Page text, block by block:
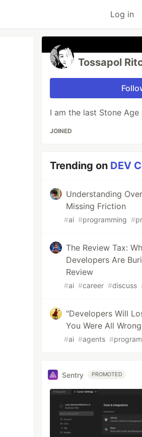
Log in
Tossapol
I am the last Stone Age
JOINED
Trending on DEV
Understanding
Missing Friction
#ai #programming #
The Review Tax:
Developers Are
Review
#ai #career #discuss
"Developers Will
You Were All Wrong
#ai #agents #
Sentry PROMOTED